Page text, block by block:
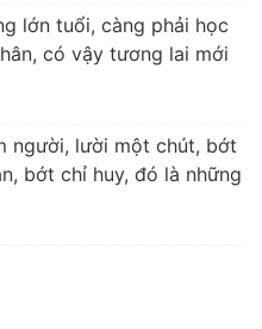
lớn tuổi, càng phải học
có vậy tương lai mới
người, lười một chút, bớt
bớt chỉ huy, đó là những